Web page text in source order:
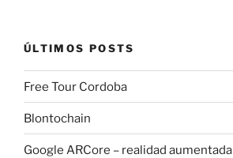
ÚLTIMOS POSTS
Free Tour Cordoba
Blontochain
Google ARCore – realidad aumentada